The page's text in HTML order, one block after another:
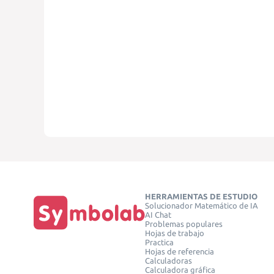
HERRAMIENTAS DE ESTUDIO
Solucionador Matemático de IA
AI Chat
Problemas populares
Hojas de trabajo
Practica
Hojas de referencia
Calculadoras
Calculadora gráfica